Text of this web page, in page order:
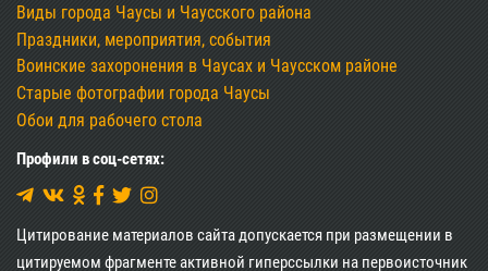
Виды города Чаусы и Чаусского района
Праздники, мероприятия, события
Воинские захоронения в Чаусах и Чаусском районе
Старые фотографии города Чаусы
Обои для рабочего стола
Профили в соц-сетях:
Цитирование материалов сайта допускается при размещении в
цитируемом фрагменте активной гиперссылки на первоисточник